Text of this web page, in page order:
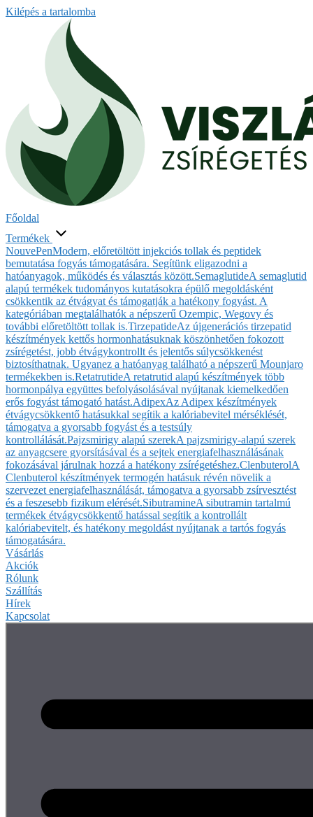
Kilépés a tartalomba
Főoldal
Termékek
NouvePenModern, előretöltött injekciós tollak és peptidek
bemutatása fogyás támogatására. Segítünk eligazodni a
hatóanyagok, működés és választás között.SemaglutideA semaglutid
alapú termékek tudományos kutatásokra épülő megoldásként
csökkentik az étvágyat és támogatják a hatékony fogyást. A
kategóriában megtalálhatók a népszerű Ozempic, Wegovy és
további előretöltött tollak is.TirzepatideAz újgenerációs tirzepatid
készítmények kettős hormonhatásuknak köszönhetően fokozott
zsírégetést, jobb étvágykontrollt és jelentős súlycsökkenést
biztosíthatnak. Ugyanez a hatóanyag található a népszerű Mounjaro
termékekben is.RetatrutideA retatrutid alapú készítmények több
hormonpálya együttes befolyásolásával nyújtanak kiemelkedően
erős fogyást támogató hatást.AdipexAz Adipex készítmények
étvágycsökkentő hatásukkal segítik a kalóriabevitel mérséklését,
támogatva a gyorsabb fogyást és a testsúly
kontrollálását.Pajzsmirigy alapú szerekA pajzsmirigy-alapú szerek
az anyagcsere gyorsításával és a sejtek energiafelhasználásának
fokozásával járulnak hozzá a hatékony zsírégetéshez.ClenbuterolA
Clenbuterol készítmények termogén hatásuk révén növelik a
szervezet energiafelhasználását, támogatva a gyorsabb zsírvesztést
és a feszesebb fizikum elérését.SibutramineA sibutramin tartalmú
termékek étvágycsökkentő hatással segítik a kontrollált
kalóriabevitelt, és hatékony megoldást nyújtanak a tartós fogyás
támogatására.
Vásárlás
Akciók
Rólunk
Szállítás
Hírek
Kapcsolat